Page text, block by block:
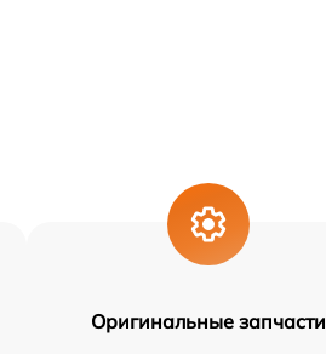
Оригинальные запчасти